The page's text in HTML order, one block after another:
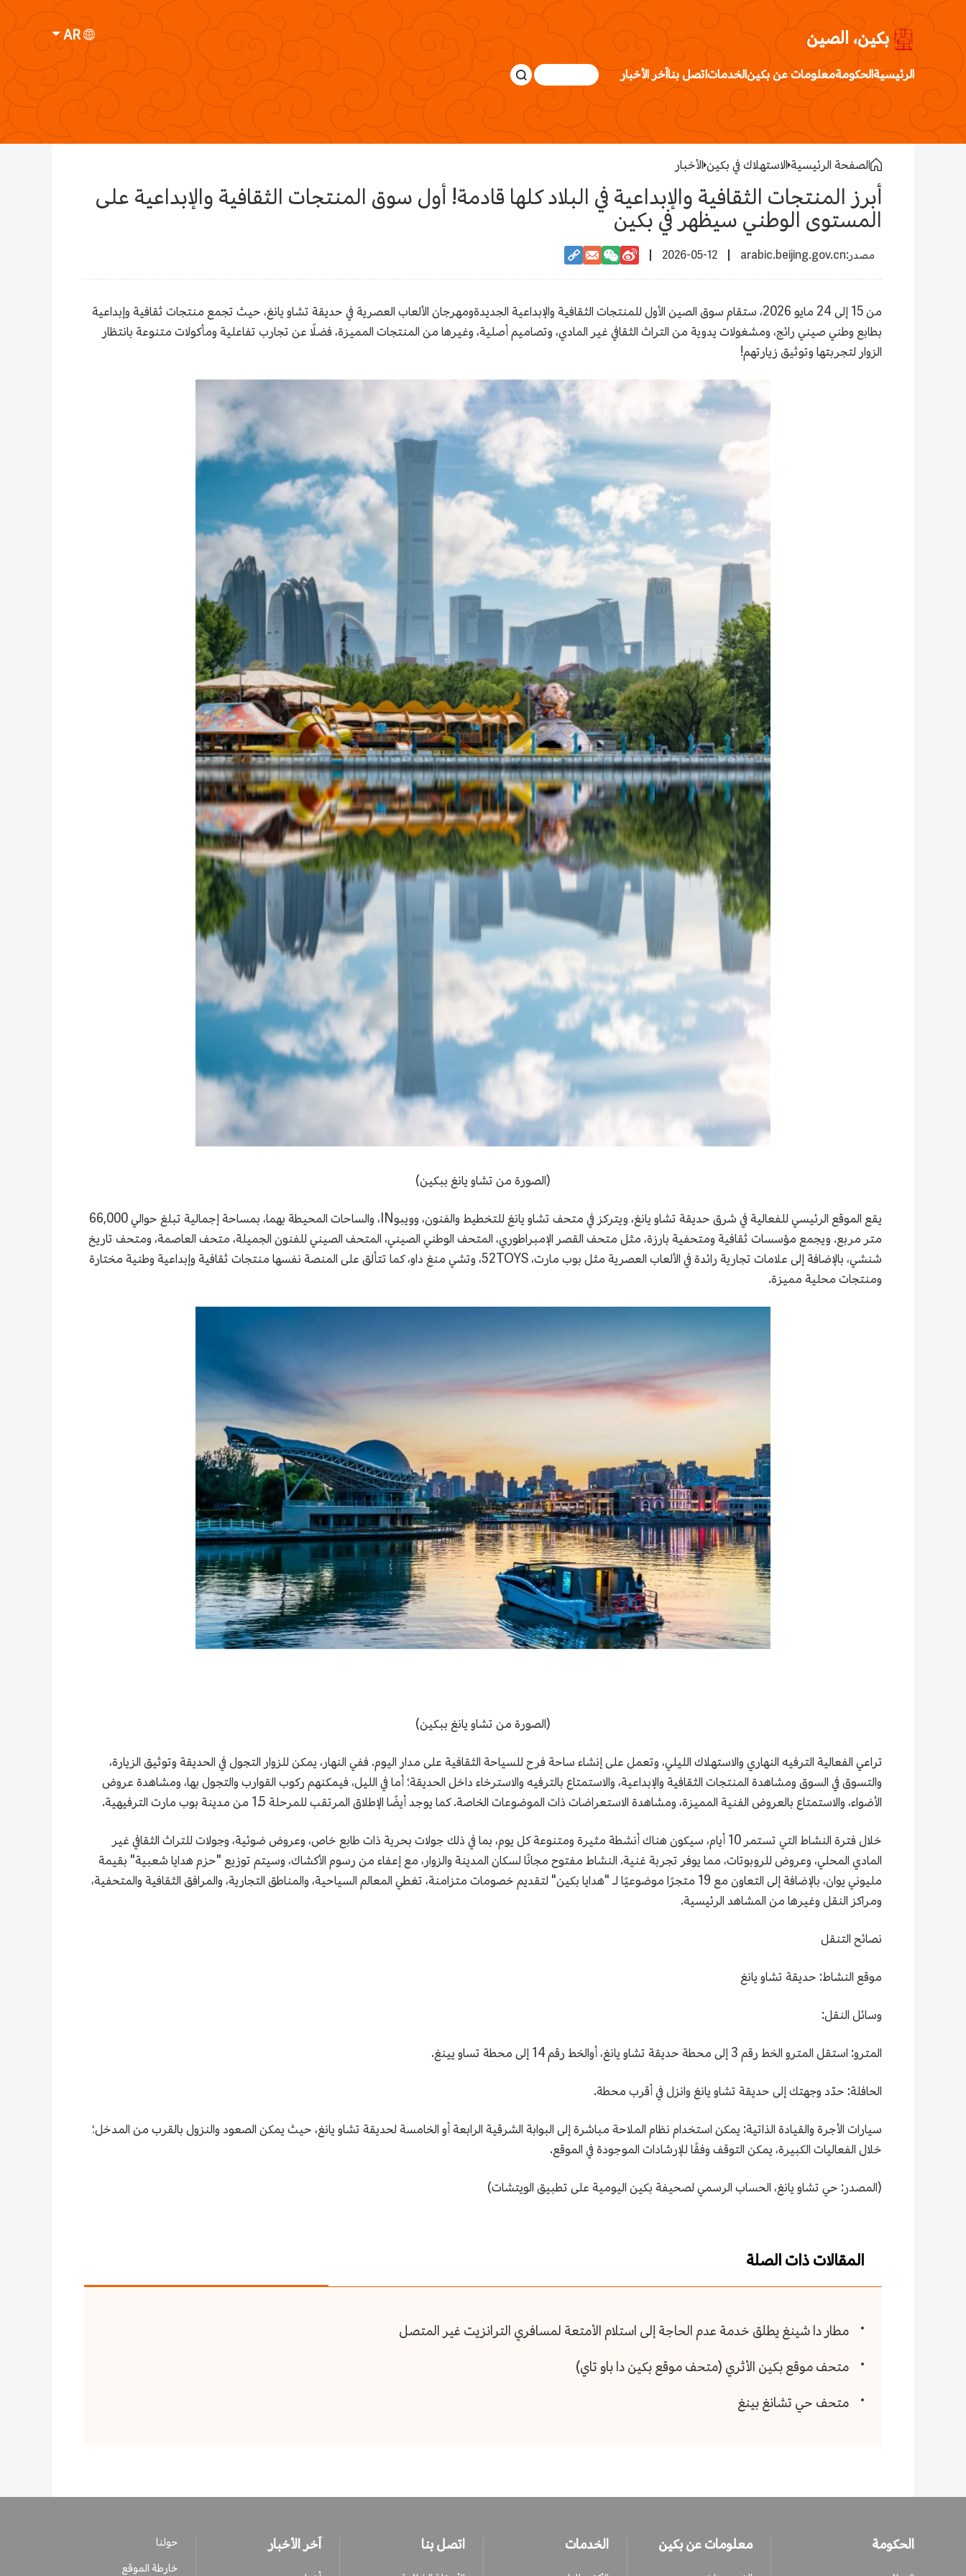
بكين، الصين AR
الرئيسيةالحكومةمعلومات عن بكينالخدماتاتصل بناآخر الأخبار
الصفحة الرئيسية الاستهلاك في بكين الأخبار
أبرز المنتجات الثقافية والإبداعية في البلاد كلها قادمة! أول سوق المنتجات الثقافية والإبداعية على
المستوى الوطني سيظهر في بكين
arabic.beijing.gov.cn
2026-05-12
من 15 إلى 24 مايو 2026، ستقام سوق الصين الأول للمنتجات الثقافية والإبداعية الجديدةومهرجان الألعاب العصرية في حديقة تشاو يانغ، حيث تجمع منتجات ثقافية وإبداعية
بطابع وطني صيني رائج، ومشغولات يدوية من التراث الثقافي غير المادي، وتصاميم أصلية، وغيرها من المنتجات المميزة، فضلًا عن تجارب تفاعلية ومأكولات متنوعة بانتظار
الزوار لتجربتها وتوثيق زيارتهم!
(الصورة من تشاو يانغ ببكين)
يقع الموقع الرئيسي للفعالية في شرق حديقة تشاو يانغ، ويتركز في متحف تشاو يانغ للتخطيط والفنون، وويبوIN، والساحات المحيطة بهما، بمساحة إجمالية تبلغ حوالي 66,000
متر مربع. ويجمع مؤسسات ثقافية ومتحفية بارزة، مثل متحف القصر الإمبراطوري، المتحف الوطني الصيني، المتحف الصيني للفنون الجميلة، متحف العاصمة، ومتحف تاريخ
شنشي، بالإضافة إلى علامات تجارية رائدة في الألعاب العصرية مثل بوب مارت، 52TOYS، وتشي منغ داو، كما تتألق على المنصة نفسها منتجات ثقافية وإبداعية وطنية مختارة
ومنتجات محلية مميزة.
(الصورة من تشاو يانغ ببكين)
تراعي الفعالية الترفيه النهاري والاستهلاك الليلي، وتعمل على إنشاء ساحة فرح للسياحة الثقافية على مدار اليوم. ففي النهار، يمكن للزوار التجول في الحديقة وتوثيق الزيارة،
والتسوق في السوق ومشاهدة المنتجات الثقافية والإبداعية، والاستمتاع بالترفيه والاسترخاء داخل الحديقة؛ أما في الليل، فيمكنهم ركوب القوارب والتجول بها، ومشاهدة عروض
الأضواء، والاستمتاع بالعروض الفنية المميزة، ومشاهدة الاستعراضات ذات الموضوعات الخاصة. كما يوجد أيضًا الإطلاق المرتقب للمرحلة 1.5 من مدينة بوب مارت الترفيهية.
خلال فترة النشاط التي تستمر 10 أيام، سيكون هناك أنشطة مثيرة ومتنوعة كل يوم، بما في ذلك جولات بحرية ذات طابع خاص، وعروض ضوئية، وجولات للتراث الثقافي غير
المادي المحلي، وعروض للروبوتات، مما يوفر تجربة غنية. النشاط مفتوح مجانًا لسكان المدينة والزوار، مع إعفاء من رسوم الأكشاك، وسيتم توزيع "حزم هدايا شعبية" بقيمة
مليوني يوان، بالإضافة إلى التعاون مع 19 متجرًا موضوعيًا لـ "هدايا بكين" لتقديم خصومات متزامنة، تغطي المعالم السياحية، والمناطق التجارية، والمرافق الثقافية والمتحفية،
ومراكز النقل وغيرها من المشاهد الرئيسية.
نصائح التنقل
موقع النشاط: حديقة تشاو يانغ
وسائل النقل:
المترو: استقل المترو الخط رقم 3 إلى محطة حديقة تشاو يانغ، أوالخط رقم 14 إلى محطة تساو يينغ.
الحافلة: حدّد وجهتك إلى حديقة تشاو يانغ وانزل في أقرب محطة.
سيارات الأجرة والقيادة الذاتية: يمكن استخدام نظام الملاحة مباشرة إلى البوابة الشرقية الرابعة أو الخامسة لحديقة تشاو يانغ، حيث يمكن الصعود والنزول بالقرب من المدخل؛
خلال الفعاليات الكبيرة، يمكن التوقف وفقًا للإرشادات الموجودة في الموقع.
(المصدر: حي تشاو يانغ، الحساب الرسمي لصحيفة بكين اليومية على تطبيق الويتشات)
المقالات ذات الصلة
مطار دا شينغ يطلق خدمة عدم الحاجة إلى استلام الأمتعة لمسافري الترانزيت غير المتصل
متحف موقع بكين الأثري (متحف موقع بكين دا باو تاي)
متحف حي تشانغ بينغ
الحكومة معلومات عن بكين الخدمات اتصل بنا آخر الأخبار
حولنا
خارطة الموقع